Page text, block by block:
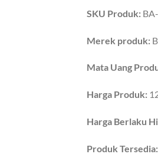
SKU Produk:
Merek produk:
Mata Uang
Harga Produk:
Harga Berlaku
Produk Tersedia: